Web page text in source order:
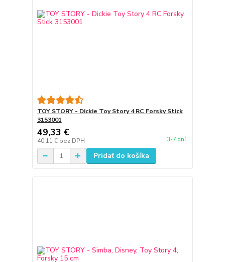
TOY STORY - Dickie Toy Story 4 RC Forsky Stick
3153001
49,33 €
40,11 € bez DPH 3-7 dní
Pridať do košíka